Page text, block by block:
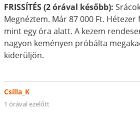
FRISSÍTÉS (2 órával később):
Megnéztem. Már 87 000 Ft.
mint egy óra alatt. A kezem
nagyon keményen próbálta
kiderüljön.
Csilla_K
1 órával ezelőtt